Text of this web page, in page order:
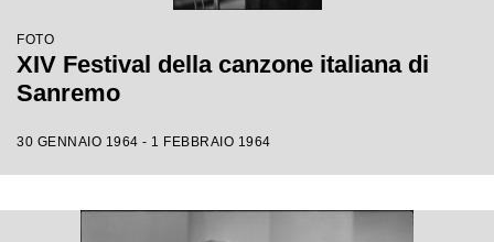
FOTO
XIV Festival della canzone italiana di
Sanremo
30 GENNAIO 1964 - 1 FEBBRAIO 1964